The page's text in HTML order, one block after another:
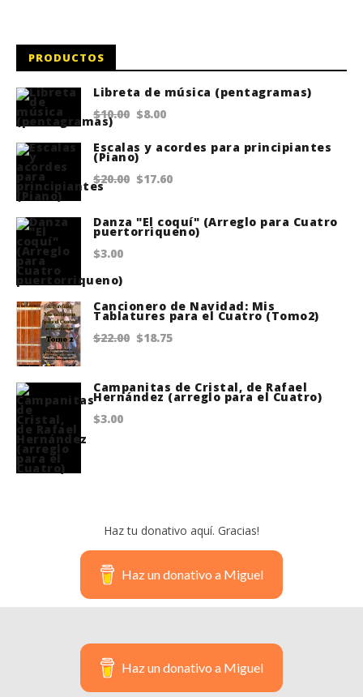
PRODUCTOS
Libreta de música (pentagramas)
$10.00 Original
was:
$10.00.
$8.00
$8.00.
Escalas y acordes para principiantes
(Piano)
$20.00 Original
was:
$17.60
is:
Danza "El coquí" (Arreglo para Cuatro
puertorriqueno)
$3.00
Cancionero de Navidad: Mis
Tablatures para el Cuatro (Tomo2)
$22.00 Original
was:
$22.00.
$18.75
is:
$18.75.
Campanitas de Cristal, de Rafael
Hernández (arreglo para el Cuatro)
$3.00
Haz tu donativo aquí. Gracias!
Haz un donativo a Miguel
Haz un donativo a Miguel